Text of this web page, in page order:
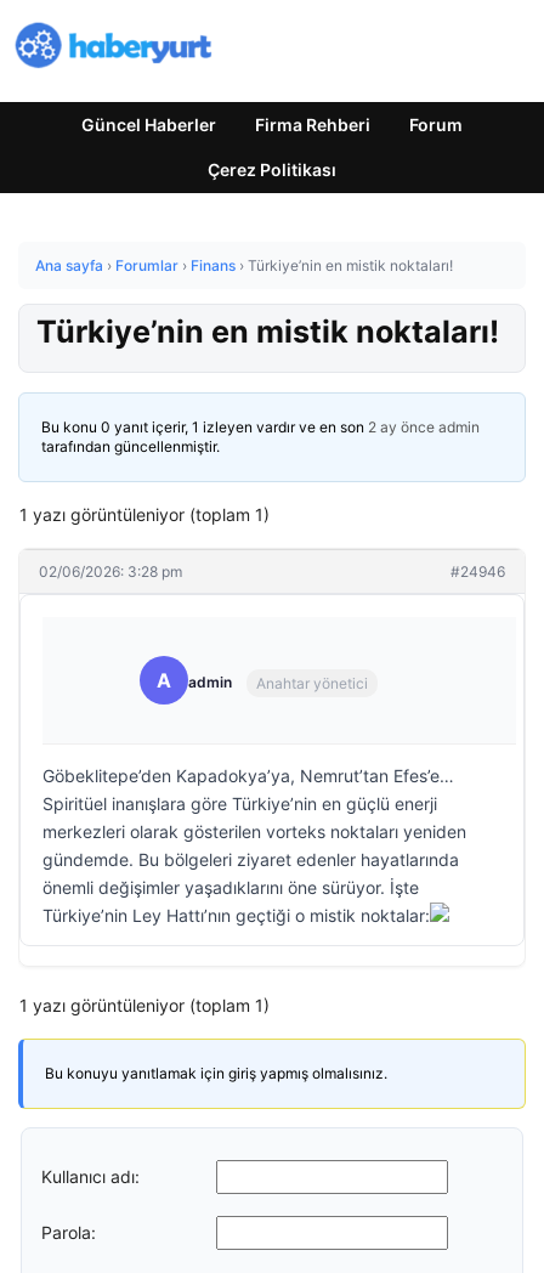
Güncel Haberler Firma Rehberi Forum
Çerez Politikası
Ana sayfa › Forumlar › Finans › Türkiye’nin en mistik noktaları!
Türkiye’nin en mistik noktaları!
Bu konu 0 yanıt içerir, 1 izleyen vardır ve en son 2 ay önce admin
tarafından güncellenmiştir.
1 yazı görüntüleniyor (toplam 1)
02/06/2026: 3:28 pm #24946
A admin Anahtar yönetici
Göbeklitepe’den Kapadokya’ya, Nemrut’tan Efes’e…
Spiritüel inanışlara göre Türkiye’nin en güçlü enerji
merkezleri olarak gösterilen vorteks noktaları yeniden
gündemde. Bu bölgeleri ziyaret edenler hayatlarında
önemli değişimler yaşadıklarını öne sürüyor. İşte
Türkiye’nin Ley Hattı’nın geçtiği o mistik noktalar:
1 yazı görüntüleniyor (toplam 1)
Bu konuyu yanıtlamak için giriş yapmış olmalısınız.
Kullanıcı adı:
Parola: